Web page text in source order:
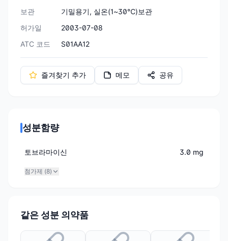
보관
기밀용기, 실온(1~30℃)보관
허가일
2003-07-08
ATC 코드
S01AA12
즐겨찾기 추가 메모 공유
성분함량
토브라마이신 3.0 mg
첨가제 (8)
같은 성분 의약품